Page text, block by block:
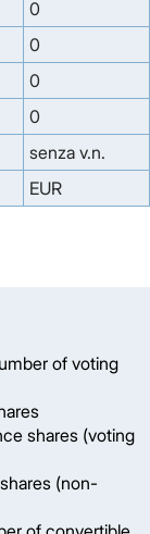
0
0
0
0
senza v.n.
EUR
of voting
shares (voting
(non-